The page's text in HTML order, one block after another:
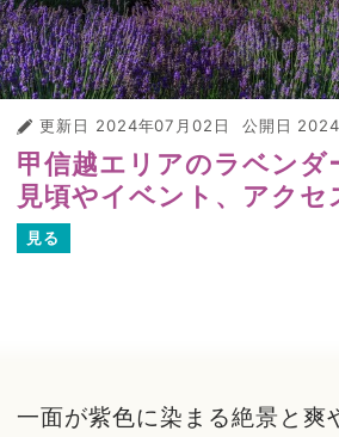
更新日 2024年07月02日 公開日
甲信越エリアのラベンダ
見頃やイベント、アク
見る
一面が紫色に染まる絶景と爽